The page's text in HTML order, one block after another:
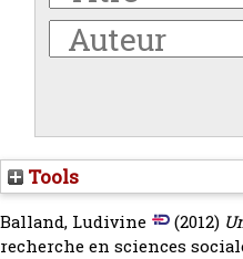
Tools
Balland, Ludivine (2012)
recherche en sciences